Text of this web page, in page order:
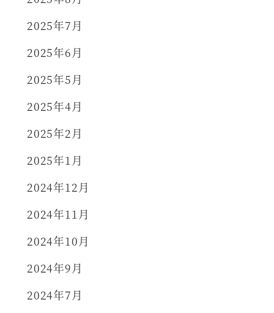
2025年7月
2025年6月
2025年5月
2025年4月
2025年2月
2025年1月
2024年12月
2024年11月
2024年10月
2024年9月
2024年7月